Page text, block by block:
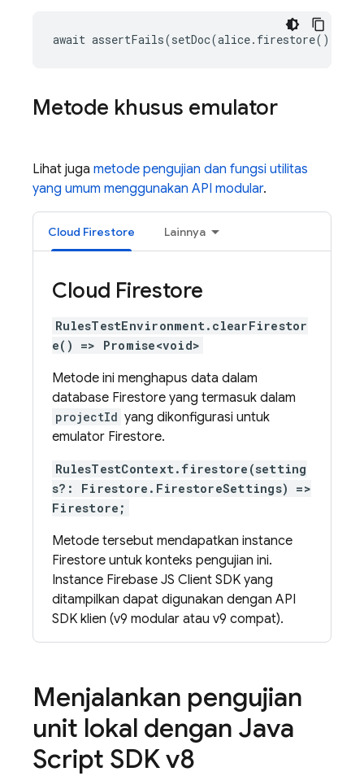
await assertFails(setDoc(alice.firestore(),
Metode khusus emulator
Lihat juga metode pengujian dan fungsi utilitas
yang umum menggunakan API modular.
Cloud Firestore Lainnya
Cloud Firestore
RulesTestEnvironment.clearFirestor
e() => Promise<void>
Metode ini menghapus data dalam
database Firestore yang termasuk dalam
projectId yang dikonfigurasi untuk
emulator Firestore.
RulesTestContext.firestore(setting
s?: Firestore.FirestoreSettings) =>
Firestore;
Metode tersebut mendapatkan instance
Firestore untuk konteks pengujian ini.
Instance Firebase JS Client SDK yang
ditampilkan dapat digunakan dengan API
SDK klien (v9 modular atau v9 compat).
Menjalankan pengujian
unit lokal dengan Java
Script SDK v8